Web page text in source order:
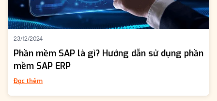
23/12/2024
Phần mềm SAP là gì? Hướng dẫn sử dụng phần
mềm SAP ERP
Đọc thêm